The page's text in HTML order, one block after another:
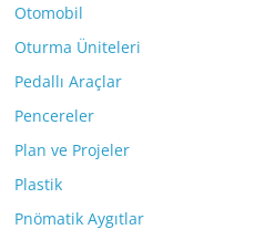
Otomobil
Oturma Üniteleri
Pedallı Araçlar
Pencereler
Plan ve Projeler
Plastik
Pnömatik Aygıtlar